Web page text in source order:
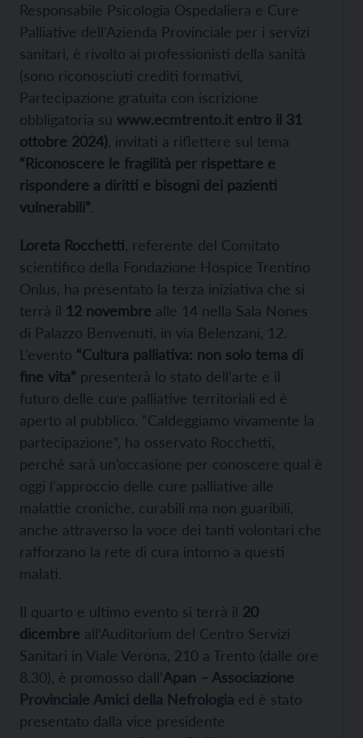
Responsabile Psicologia Ospedaliera e Cure
Palliative dell’Azienda Provinciale per i servizi
sanitari, è rivolto ai professionisti della sanità
(sono riconosciuti crediti formativi,
Partecipazione gratuita con iscrizione
obbligatoria su www.ecmtrento.it entro il 31
ottobre 2024) , invitati a riflettere sul tema
“Riconoscere le fragilità per rispettare e
rispondere a diritti e bisogni dei pazienti
vulnerabili”.
Loreta Rocchetti , referente del Comitato
scientifico della Fondazione Hospice Trentino
Onlus, ha presentato la terza iniziativa che si
terrà il 12 novembre alle 14 nella Sala Nones
di Palazzo Benvenuti, in via Belenzani, 12.
L’evento “Cultura palliativa: non solo tema di
fine vita” presenterà lo stato dell’arte e il
futuro delle cure palliative territoriali ed è
aperto al pubblico. “Caldeggiamo vivamente la
partecipazione”, ha osservato Rocchetti,
perché sarà un’occasione per conoscere qual è
oggi l’approccio delle cure palliative alle
malattie croniche, curabili ma non guaribili,
anche attraverso la voce dei tanti volontari che
rafforzano la rete di cura intorno a questi
malati.
Il quarto e ultimo evento si terrà il 20
dicembre all’Auditorium del Centro Servizi
Sanitari in Viale Verona, 210 a Trento (dalle ore
8.30), è promosso dall’Apan – Associazione
Provinciale Amici della Nefrologia ed è stato
presentato dalla vice presidente